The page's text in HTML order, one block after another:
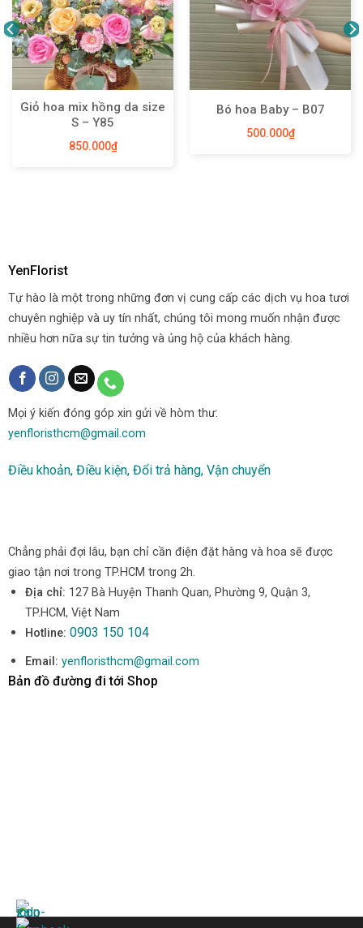
Giỏ hoa mix hồng da size
S – Y85
850.000₫
Bó hoa Baby – B07
500.000₫
YenFlorist
Tự hào là một trong những đơn vị cung cấp các dịch vụ hoa tươi
chuyên nghiệp và uy tín nhất, chúng tôi mong muốn nhận được
nhiều hơn nữa sự tin tưởng và ủng hộ của khách hàng.
Mọi ý kiến đóng góp xin gửi về hòm thư:
yenfloristhcm@gmail.com
Điều khoản, Điều kiện, Đổi trả hàng, Vận chuyển
Chẳng phải đợi lâu, bạn chỉ cần điện đặt hàng và hoa sẽ được
giao tận nơi trong TP.HCM trong 2h.
Địa chỉ: 127 Bà Huyện Thanh Quan, Phường 9, Quận 3,
TP.HCM, Việt Nam
Hotline: 0903 150 104
Email: yenfloristhcm@gmail.com
Bản đồ đường đi tới Shop